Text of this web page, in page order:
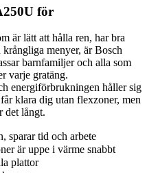
för
är lätt att hålla ren, har bra
menyer, är Bosch
barnfamiljer och alla som
varje gratäng.
energiförbrukningen håller sig
klara dig utan flexzoner, men
det långt.
sparar tid och arbete
är uppe i värme snabbt
plattor